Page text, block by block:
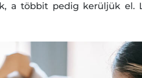
a többit pedig kerüljük el.